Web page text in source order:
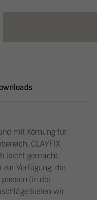
mit Körnung für
CLAYFIX
leicht gemacht.
zur Verfügung, die
(in der
bieten wir